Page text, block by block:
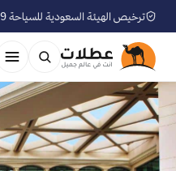
ترخيص الهيئة السعودية للسياحة 73105299